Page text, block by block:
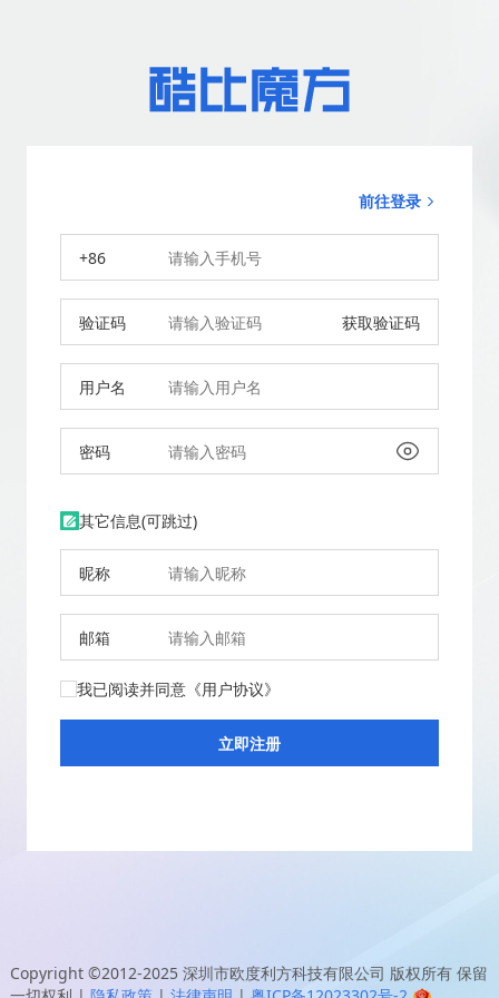
前往登录
+86
验证码 获取验证码
用户名
密码
其它信息(可跳过)
昵称
邮箱
我已阅读并同意 《用户协议》
Copyright ©2012-2025 深圳市欧度利方科技有限公司 版权所有 保留